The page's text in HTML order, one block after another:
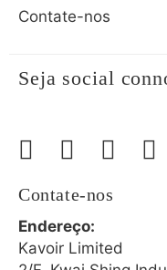
Contate-nos
Seja social
Contate-nos
Endereço:
Kavoir Limited